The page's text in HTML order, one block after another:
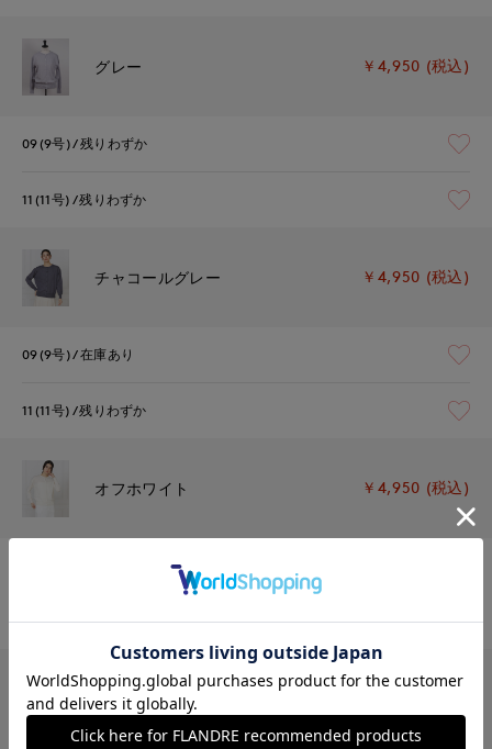
グレー ￥4,950 (税込)
09(9号) 残りわずか
11(11号) 残りわずか
チャコールグレー ￥4,950 (税込)
09(9号) 在庫あり
11(11号) 残りわずか
オフホワイト ￥4,950 (税込)
11(11号) 残りわずか
レッド